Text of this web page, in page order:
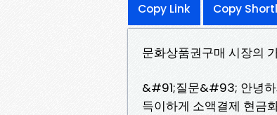
Copy Link Copy
문화상품권구매 시장의
&#91;질문&#93; 안녕하
득이하게 소액결제 현금